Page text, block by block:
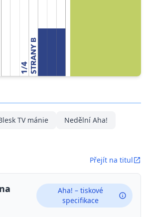
TV mánie
Nedělní Aha!
Přejít na titul
Aha! – tiskové
specifikace